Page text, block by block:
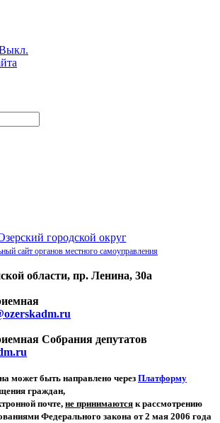
городской округ
сайт органов местного самоуправления
области, пр. Ленина, 30а
Собрания депутатов
может быть направлено через Платформу
граждан,
почте, не принимаются к рассмотрению
Федерального закона от 2 мая 2006 года